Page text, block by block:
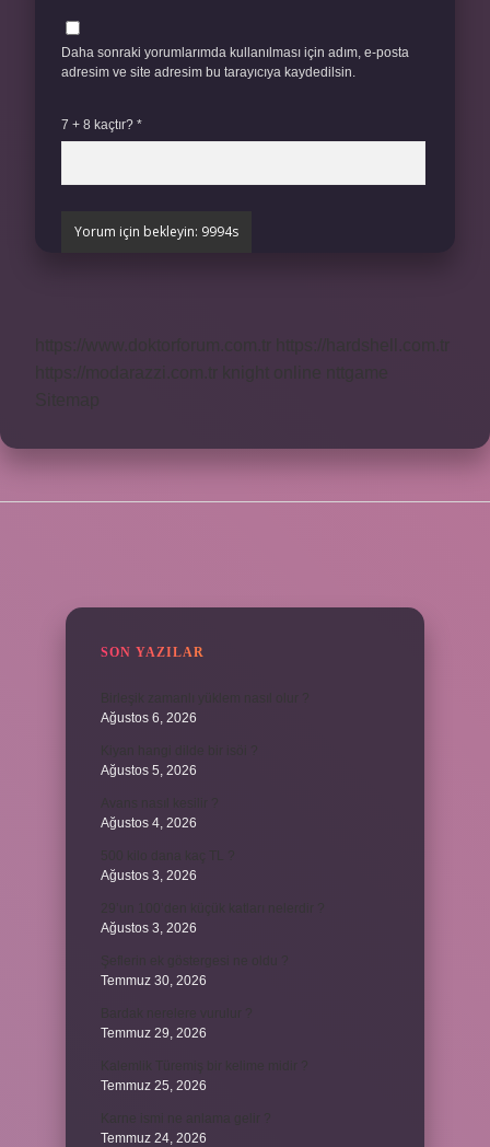
Daha sonraki yorumlarımda kullanılması için adım, e-posta
adresim ve site adresim bu tarayıcıya kaydedilsin.
7 + 8 kaçtır? *
SON YAZILAR
Ağustos 6, 2026
Ağustos 5, 2026
Ağustos 4, 2026
Ağustos 3, 2026
Ağustos 3, 2026
Temmuz 30, 2026
Temmuz 29, 2026
Temmuz 25, 2026
Temmuz 24, 2026